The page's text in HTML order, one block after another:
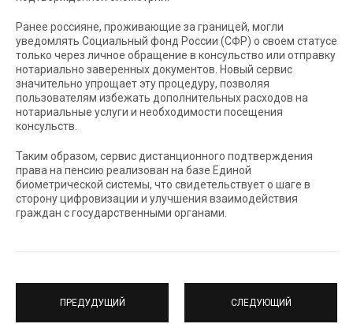
Ранее россияне, проживающие за границей, могли
уведомлять Социальный фонд России (СФР) о своем статусе
только через личное обращение в консульство или отправку
нотариально заверенных документов. Новый сервис
значительно упрощает эту процедуру, позволяя
пользователям избежать дополнительных расходов на
нотариальные услуги и необходимости посещения
консульств.
Таким образом, сервис дистанционного подтверждения
права на пенсию реализован на базе Единой
биометрической системы, что свидетельствует о шаге в
сторону цифровизации и улучшения взаимодействия
граждан с государственными органами.
ПРЕДУДУЩИЙ СЛЕДУЮЩИЙ